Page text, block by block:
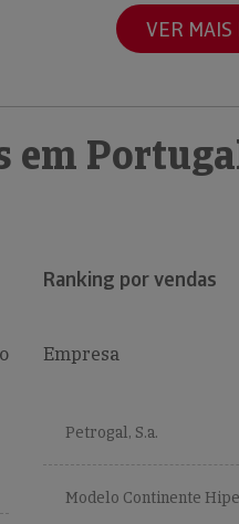
VER MAIS
em
Ranking por vendas
Empresa
Petrogal, S.a.
Modelo Continente